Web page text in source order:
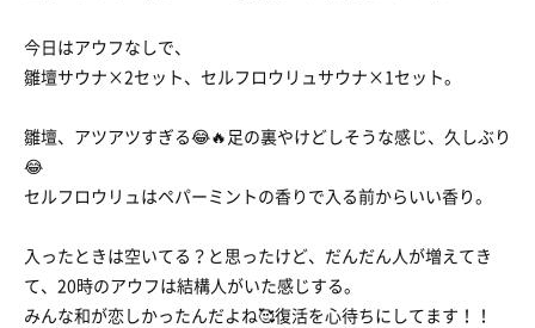
今日はアウフなしで、
雛壇サウナ×2セット、セルフロウリュサウナ×1セット。
雛壇、アツアツすぎる😂🔥足の裏やけどしそうな感じ、久しぶり
😂
セルフロウリュはペパーミントの香りで入る前からいい香り。
入ったときは空いてる？と思ったけど、だんだん人が増えてき
て、20時のアウフは結構人がいた感じする。
みんな和が恋しかったんだよね🥰復活を心待ちにしてます！！